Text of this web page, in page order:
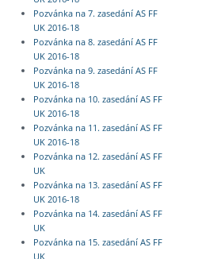
Pozvánka na 7. zasedání AS FF
UK 2016-18
Pozvánka na 8. zasedání AS FF
UK 2016-18
Pozvánka na 9. zasedání AS FF
UK 2016-18
Pozvánka na 10. zasedání AS FF
UK 2016-18
Pozvánka na 11. zasedání AS FF
UK 2016-18
Pozvánka na 12. zasedání AS FF
UK
Pozvánka na 13. zasedání AS FF
UK 2016-18
Pozvánka na 14. zasedání AS FF
UK
Pozvánka na 15. zasedání AS FF
UK